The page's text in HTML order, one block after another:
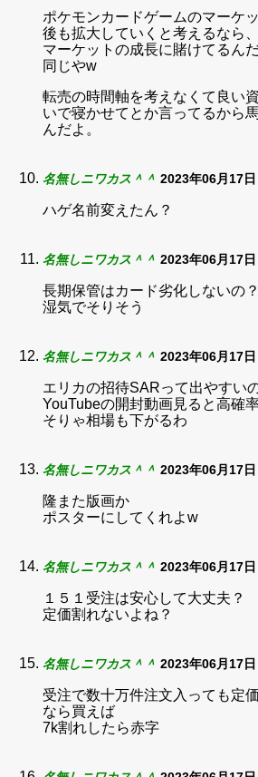
ポケモンカードゲームのマーケ
後も拡大していくと考えるなら
マーケットの成長に賭けてるん
同じやw
転売の時間軸を考えなくて良い
いで寝かせてとか言ってるから
んだよ。
名無しニワカス＾＾ 2023年06月17
ハゲ名前変えたん？
名無しニワカス＾＾ 2023年06月17
長期保管はカード劣化しないの？
湿気でそりそう
名無しニワカス＾＾ 2023年06月17
エリカの招待SARって出やすい
YouTubeの開封動画見ると高確
そりゃ相場も下がるわ
名無しニワカス＾＾ 2023年06月17
隆また版画か
ポスターにしてくれよw
名無しニワカス＾＾ 2023年06月17
１５１受注は安心して大丈夫？
定価割れないよね？
名無しニワカス＾＾ 2023年06月17
受注で数十万件注文入っても定
なら買えば
7k割れしたら赤字